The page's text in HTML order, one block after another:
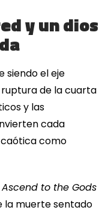
y un dios
siendo el eje
de la cuarta
y las
cada
como
Ascend to the Gods
la muerte sentado